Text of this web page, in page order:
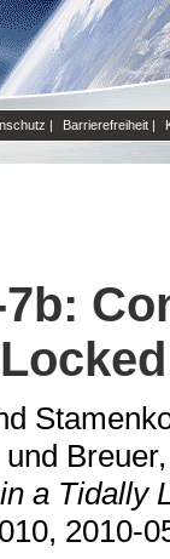
| Barrierefreiheit |
7b:
und
a Tidally
2010-